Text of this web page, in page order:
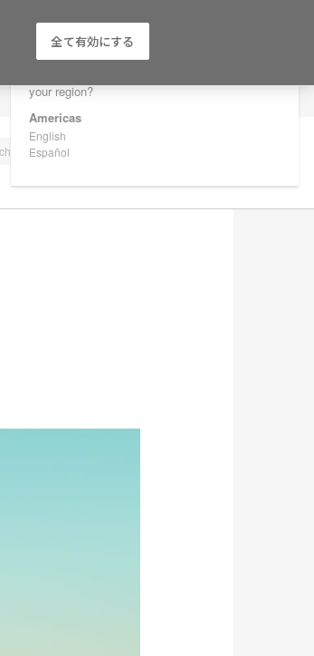
Are you in United States?
your region?
Americas
English
Español
全て有効にする